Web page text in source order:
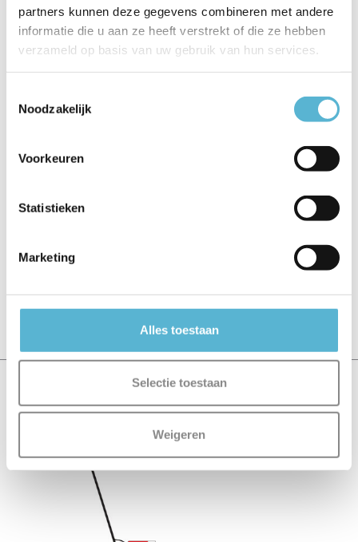
partners kunnen deze gegevens combineren met andere
informatie die u aan ze heeft verstrekt of die ze hebben
verzameld op basis van uw gebruik van hun services.
Noodzakelijk
Voorkeuren
Statistieken
Marketing
Alles toestaan
Selectie toestaan
Weigeren
5411212441614
Leverancier Lucide
Reviews